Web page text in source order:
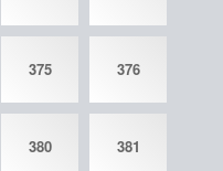
375 376
380 381